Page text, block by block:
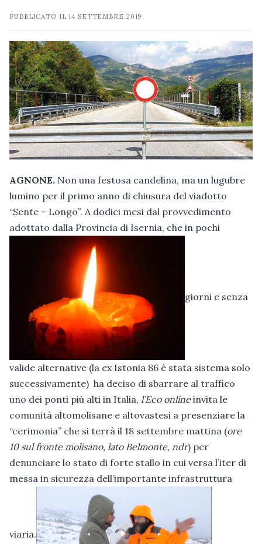
PUBBLICATO IL14 SETTEMBRE 2019
AGNONE. Non una festosa candelina, ma un lugubre
lumino per il primo anno di chiusura del viadotto
“Sente – Longo”. A dodici mesi dal provvedimento
adottato dalla Provincia di Isernia, che in pochi
giorni e senza
valide alternative (la ex Istonia 86 è stata sistema solo
successivamente) ha deciso di sbarrare al traffico
uno dei ponti più alti in Italia, l’Eco onlineinvita le
comunità altomolisane e altovastesi a presenziare la
“cerimonia” che si terrà il 18 settembre mattina (ore
10 sul fronte molisano, lato Belmonte, ndr) per
denunciare lo stato di forte stallo in cui versa l’iter di
messa in sicurezza dell’importante infrastruttura
viaria.